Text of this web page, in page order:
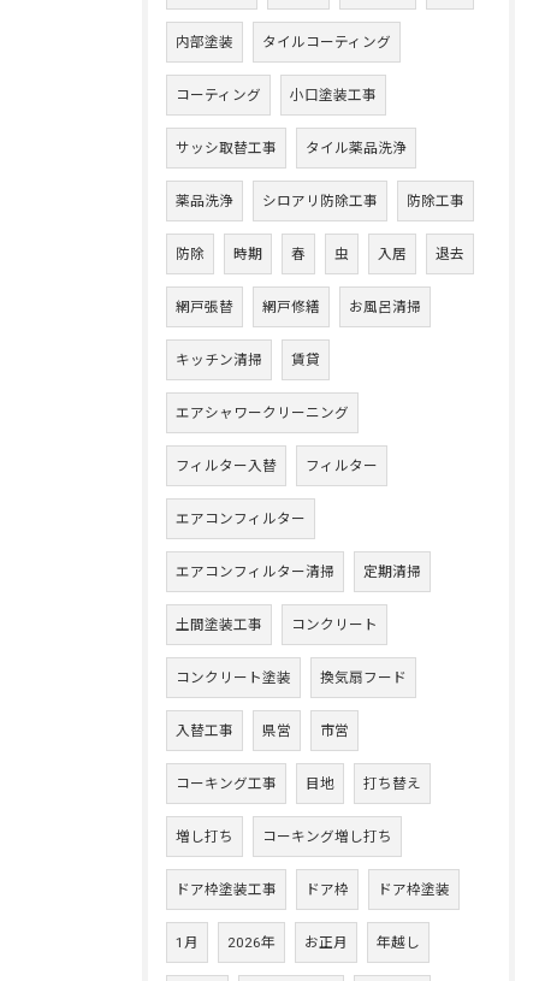
内部塗装 タイルコーティング
コーティング 小口塗装工事
サッシ取替工事 タイル薬品洗浄
薬品洗浄 シロアリ防除工事 防除工事
防除 時期 春 虫 入居 退去
網戸張替 網戸修繕 お風呂清掃
キッチン清掃 賃貸
エアシャワークリーニング
フィルター入替 フィルター
エアコンフィルター
エアコンフィルター清掃 定期清掃
土間塗装工事 コンクリート
コンクリート塗装 換気扇フード
入替工事 県営 市営
コーキング工事 目地 打ち替え
増し打ち コーキング増し打ち
ドア枠塗装工事 ドア枠 ドア枠塗装
1月 2026年 お正月 年越し